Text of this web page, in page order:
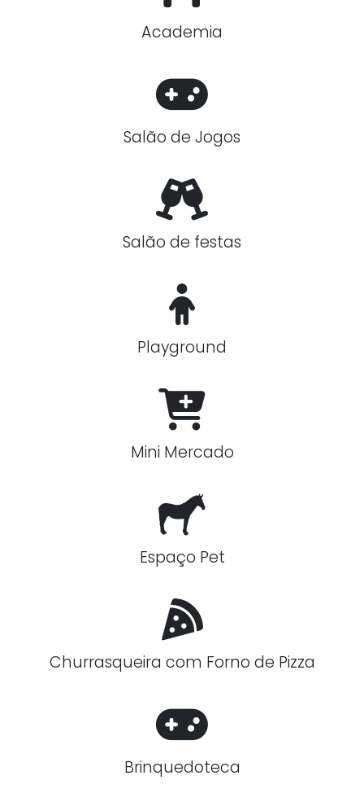
Academia
Salão de Jogos
Salão de festas
Playground
Mini Mercado
Espaço Pet
Churrasqueira com Forno de Pizza
Brinquedoteca